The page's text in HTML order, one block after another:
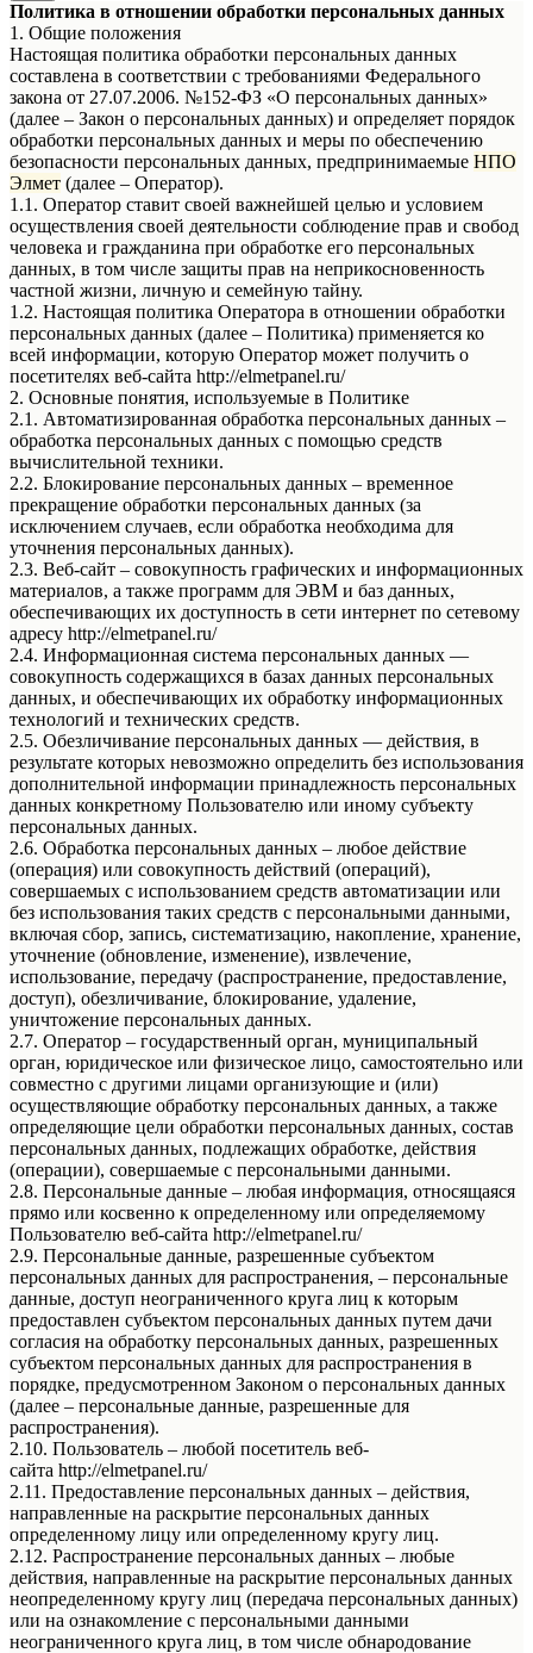
Политика в отношении обработки персональных данных
1. Общие положения
Настоящая политика обработки персональных данных
составлена в соответствии с требованиями Федерального
закона от 27.07.2006. №152-ФЗ «О персональных данных»
(далее – Закон о персональных данных) и определяет порядок
обработки персональных данных и меры по обеспечению
безопасности персональных данных, предпринимаемые НПО
Элмет (далее – Оператор).
1.1. Оператор ставит своей важнейшей целью и условием
осуществления своей деятельности соблюдение прав и свобод
человека и гражданина при обработке его персональных
данных, в том числе защиты прав на неприкосновенность
частной жизни, личную и семейную тайну.
1.2. Настоящая политика Оператора в отношении обработки
персональных данных (далее – Политика) применяется ко
всей информации, которую Оператор может получить о
посетителях веб-сайта http://elmetpanel.ru/
2. Основные понятия, используемые в Политике
2.1. Автоматизированная обработка персональных данных –
обработка персональных данных с помощью средств
вычислительной техники.
2.2. Блокирование персональных данных – временное
прекращение обработки персональных данных (за
исключением случаев, если обработка необходима для
уточнения персональных данных).
2.3. Веб-сайт – совокупность графических и информационных
материалов, а также программ для ЭВМ и баз данных,
обеспечивающих их доступность в сети интернет по сетевому
адресу http://elmetpanel.ru/
2.4. Информационная система персональных данных —
совокупность содержащихся в базах данных персональных
данных, и обеспечивающих их обработку информационных
технологий и технических средств.
2.5. Обезличивание персональных данных — действия, в
результате которых невозможно определить без использования
дополнительной информации принадлежность персональных
данных конкретному Пользователю или иному субъекту
персональных данных.
2.6. Обработка персональных данных – любое действие
(операция) или совокупность действий (операций),
совершаемых с использованием средств автоматизации или
без использования таких средств с персональными данными,
включая сбор, запись, систематизацию, накопление, хранение,
уточнение (обновление, изменение), извлечение,
использование, передачу (распространение, предоставление,
доступ), обезличивание, блокирование, удаление,
уничтожение персональных данных.
2.7. Оператор – государственный орган, муниципальный
орган, юридическое или физическое лицо, самостоятельно или
совместно с другими лицами организующие и (или)
осуществляющие обработку персональных данных, а также
определяющие цели обработки персональных данных, состав
персональных данных, подлежащих обработке, действия
(операции), совершаемые с персональными данными.
2.8. Персональные данные – любая информация, относящаяся
прямо или косвенно к определенному или определяемому
Пользователю веб-сайта http://elmetpanel.ru/
2.9. Персональные данные, разрешенные субъектом
персональных данных для распространения, – персональные
данные, доступ неограниченного круга лиц к которым
предоставлен субъектом персональных данных путем дачи
согласия на обработку персональных данных, разрешенных
субъектом персональных данных для распространения в
порядке, предусмотренном Законом о персональных данных
(далее – персональные данные, разрешенные для
распространения).
2.10. Пользователь – любой посетитель веб-
сайта http://elmetpanel.ru/
2.11. Предоставление персональных данных – действия,
направленные на раскрытие персональных данных
определенному лицу или определенному кругу лиц.
2.12. Распространение персональных данных – любые
действия, направленные на раскрытие персональных данных
неопределенному кругу лиц (передача персональных данных)
или на ознакомление с персональными данными
неограниченного круга лиц, в том числе обнародование